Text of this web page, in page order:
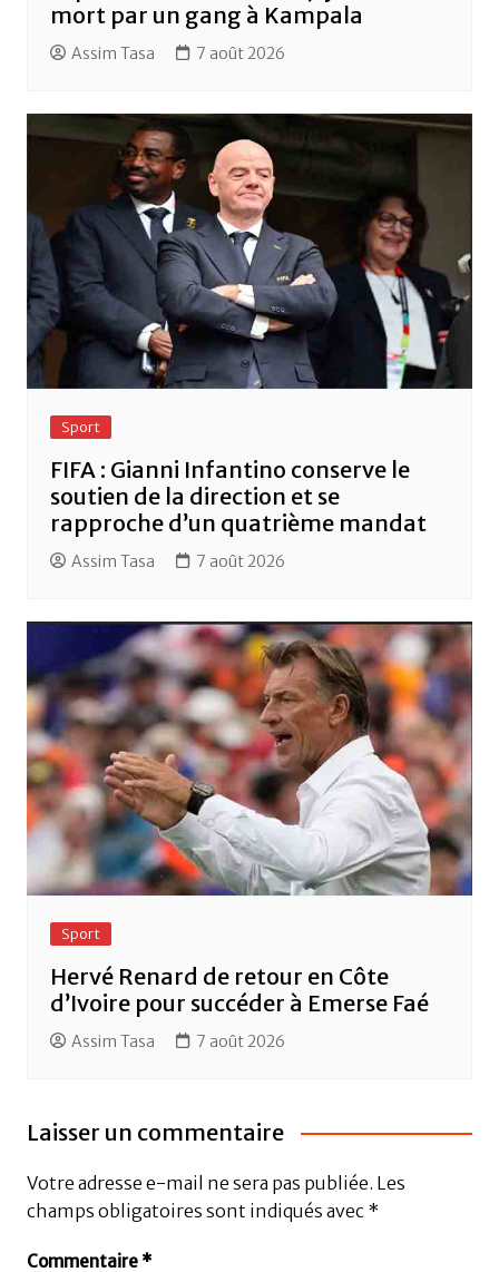
mort par un gang à Kampala
Assim Tasa 7 août 2026
Sport
FIFA : Gianni Infantino conserve le
soutien de la direction et se
rapproche d’un quatrième mandat
Assim Tasa 7 août 2026
Sport
Hervé Renard de retour en Côte
d’Ivoire pour succéder à Emerse Faé
Assim Tasa 7 août 2026
Laisser un commentaire
Votre adresse e-mail ne sera pas publiée. Les
champs obligatoires sont indiqués avec *
Commentaire *